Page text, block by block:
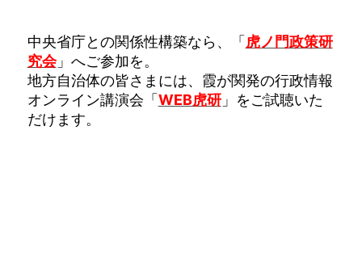
中央省庁との関係性構築なら、「 虎ノ門政策研
究会」へご参加を。
地方自治体の皆さまには、霞が関発の行政情報
オンライン講演会「 WEB虎研」をご試聴いた
だけます。